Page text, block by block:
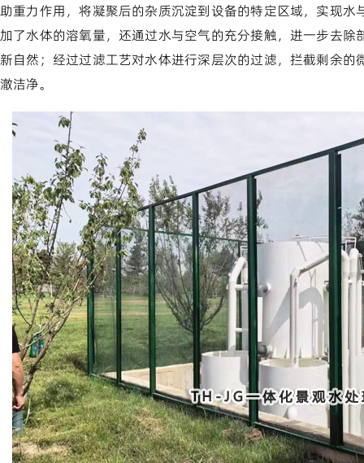
助重力作用，将凝聚后的杂质沉淀到设备的特定区域，实现
加了水体的溶氧量，还通过水与空气的充分接触，进一步去
新自然；经过过滤工艺对水体进行深层次的过滤，拦截剩余
澈洁净。